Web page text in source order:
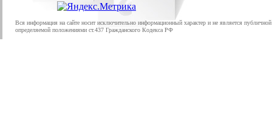
Вся информация на сайте носит исключительно информационный характер и не является
определяемой положениями ст.437 Гражданского Кодекса РФ